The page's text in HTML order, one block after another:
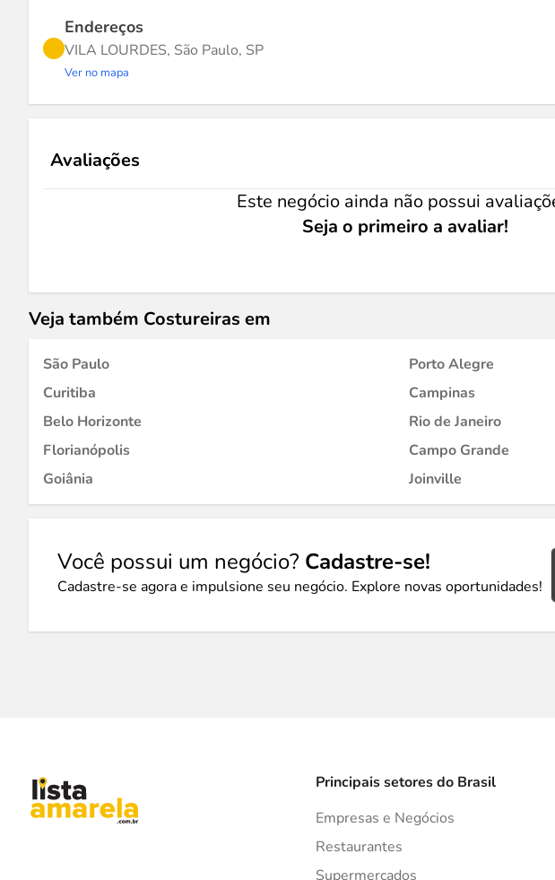
Endereços
VILA LOURDES, São Paulo, SP
Ver no mapa
Avaliações
Este negócio ainda não possui
Seja o primeiro a avaliar!
Veja também Costureiras em
São Paulo
Porto Alegre
Curitiba
Campinas
Belo Horizonte
Rio de Janeiro
Florianópolis
Campo Grande
Goiânia
Joinville
Você possui um negócio? Cadastre-se!
Cadastre-se agora e impulsione seu negócio. Explore novas oportunidades!
Principais setores do Brasil
Empresas e Negócios
Restaurantes
Supermercados